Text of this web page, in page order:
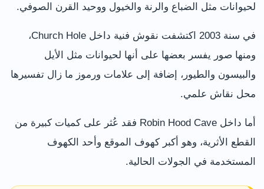
لحيوانات مثل الضباع والرنة والخيول ووحيد القرن الصوفي.
في سنة 2003 اكتشفت نقوش فنية داخل Church Hole،
ومنها صور يفسر بعضها على أنها لحيوانات مثل الأيل
والبيسون والطيور، إضافة إلى علامات ورموز ما زال تفسيرها
محل نقاش علمي.
أما داخل Robin Hood Cave فقد عُثر على كميات كبيرة من
القطع الأثرية، وهو أكبر كهوف الموقع وأحد الكهوف
المستخدمة في الجولات الحالية.